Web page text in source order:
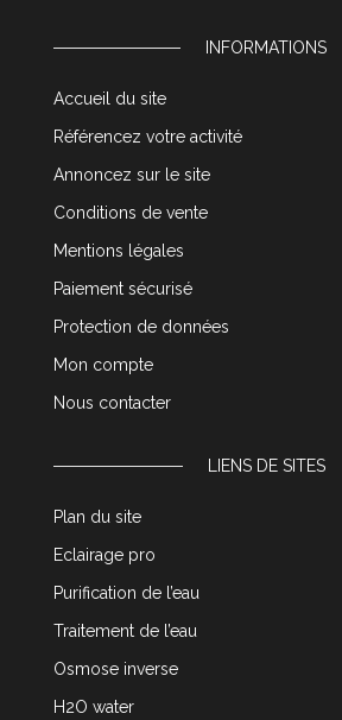
INFORMATIONS
Accueil du site
Référencez votre activité
Annoncez sur le site
Conditions de vente
Mentions légales
Paiement sécurisé
Protection de données
Mon compte
Nous contacter
LIENS DE SITES
Plan du site
Eclairage pro
Purification de l’eau
Traitement de l’eau
Osmose inverse
H2O water